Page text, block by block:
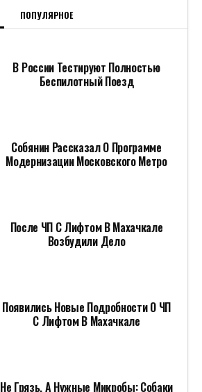
ПОПУЛЯРНОЕ
В России Тестируют Полностью
Беспилотный Поезд
Собянин Рассказал О Программе
Модернизации Московского Метро
После ЧП С Лифтом В Махачкале
Возбудили Дело
Появились Новые Подробности О ЧП
С Лифтом В Махачкале
Не Грязь, А Нужные Микробы: Собаки